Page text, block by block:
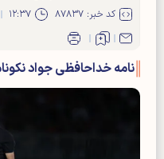
کد خبر: ۸۷۸۳۷
۱۲:۳۷
نامه خداحافظی جواد